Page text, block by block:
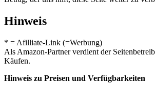
Hinweis
* = Afilliate-Link (=Werbung)
Als Amazon-Partner verdient der
Käufen.
Hinweis zu Preisen und Verfügbarkeiten